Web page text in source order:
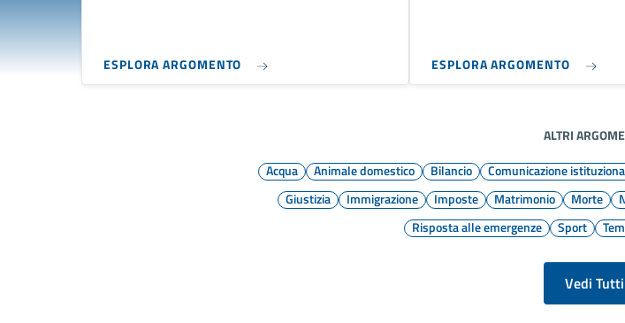
ESPLORA ARGOMENTO ESPLORA ARGOMENTO
ALTRI
Acqua
Animale domestico Bilancio Comunicazione
Giustizia
Immigrazione Imposte Matrimonio Morte
Risposta alle emergenze
Sport
Vedi Tutti